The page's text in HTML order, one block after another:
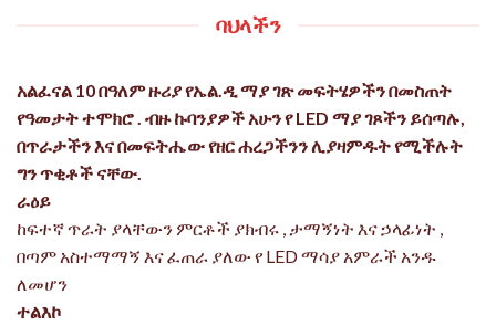
ባህላችን
አልፈናል 10 በዓለም ዙሪያ የኤል.ዲ ማያ ገጽ መፍትሄዎችን በመስጠት
የዓመታት ተሞክሮ . ብዙ ኩባንያዎች አሁን የ LED ማያ ገጾችን ይሰጣሉ,
በጥራታችን እና በመፍትሔው የዘር ሐረጋችንን ሊያዛምዱት የሚችሉት
ግን ጥቂቶች ናቸው.
ራዕይ
ከፍተኛ ጥራት ያላቸውን ምርቶች ያክብሩ , ታማኝነት እና ኃላፊነት ,
በጣም አስተማማኝ እና ፈጠራ ያለው የ LED ማሳያ አምራች አንዱ
ለመሆን
ተልእኮ